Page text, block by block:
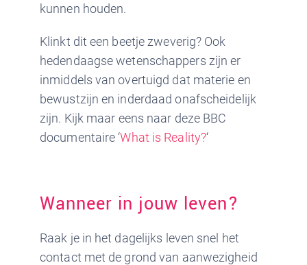
kunnen houden.
Klinkt dit een beetje zweverig? Ook
hedendaagse wetenschappers zijn er
inmiddels van overtuigd dat materie en
bewustzijn en inderdaad onafscheidelijk
zijn. Kijk maar eens naar deze BBC
documentaire ‘What is Reality?‘
Wanneer in jouw leven?
Raak je in het dagelijks leven snel het
contact met de grond van aanwezigheid